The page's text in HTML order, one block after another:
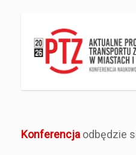
Konferencja odbędzie